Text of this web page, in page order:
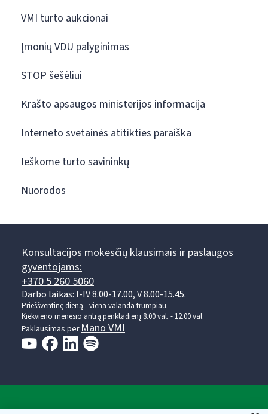
VMI turto aukcionai
Įmonių VDU palyginimas
STOP šešėliui
Krašto apsaugos ministerijos informacija
Interneto svetainės atitikties paraiška
Ieškome turto savininkų
Nuorodos
Konsultacijos mokesčių klausimais ir paslaugos
gyventojams:
+370 5 260 5060
Darbo laikas: I-IV 8.00-17.00, V 8.00-15.45.
Prieššventinę dieną - viena valanda trumpiau.
Kiekvieno mėnesio antrą penktadienį 8.00 val. - 12.00 val.
Paklausimas per Mano VMI